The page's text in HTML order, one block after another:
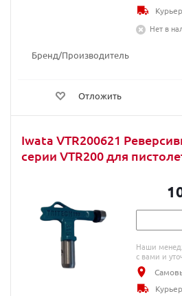
Бренд/Производитель
Отложить
Нет в
Iwata VTR200621
серии VTR200 для
Наши
с вами и